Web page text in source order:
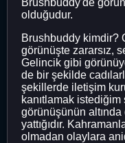
olduğudur.
Brushbuddy kimdir?
görünüşte zararsız,
Gelincik gibi
de bir şekilde
şekillerde iletişim
kanıtlamak
görünüşünün
yattığıdır.
olmadan olaylara